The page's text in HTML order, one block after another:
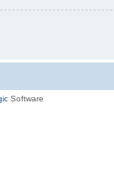
Software